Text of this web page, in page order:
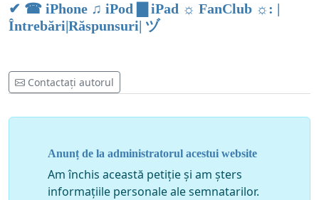
✔ ☎ iPhone ♫ iPod ▇ iPad ☼ FanClub ☼: |
Întrebări|Răspunsuri| ヅ
Contactați autorul
Anunț de la administratorul acestui website
Am închis această petiție și am șters
informațiile personale ale semnatarilor.